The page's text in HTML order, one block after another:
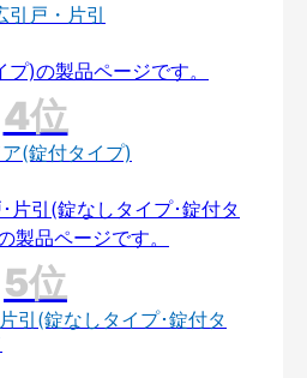
引戸・片引
(錠付タイプ)
引(錠なしタイプ･錠付タ